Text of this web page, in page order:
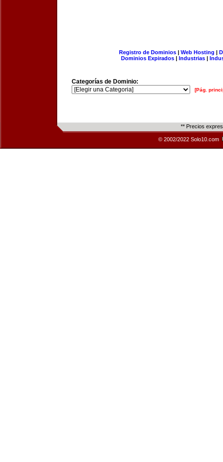
Registro de Dominios| Web Hosting |
Dominios Expirados | Industrias |
Categorías de Dominio:
[Pág.
** Precios
© 2002/2022 Solo10.com